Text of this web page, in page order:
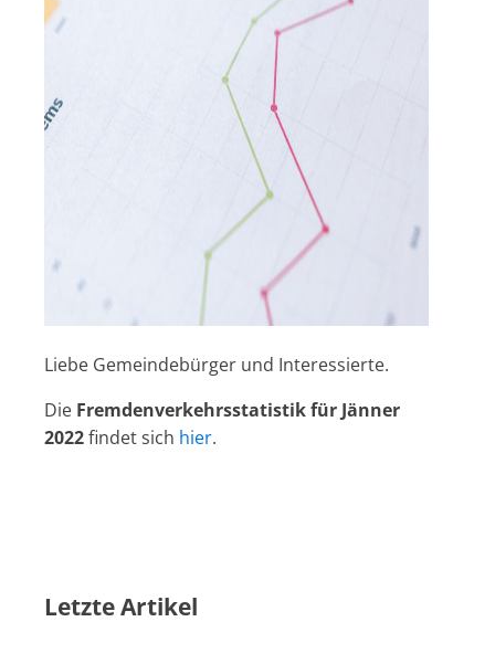
Liebe Gemeindebürger und Interessierte.
Die Fremdenverkehrsstatistik für Jänner
2022findet sich hier.
Letzte Artikel